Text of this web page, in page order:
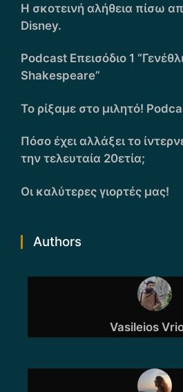
Η σκοτεινή αλήθεια πίσω
Disney.
Podcast Επεισόδιο 1
Shakespeare”
Το ρίξαμε στο μιλητό!
Πόσο έχει αλλάξει το
την τελευταία 20ετία;
Οι καλύτερες γιορτές μας!
Authors
Vasileios